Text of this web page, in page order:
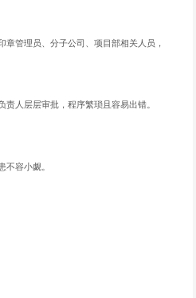
管理员、分子公司、项目部相关人员，
人层层审批，程序繁琐且容易出错。
容小觑。